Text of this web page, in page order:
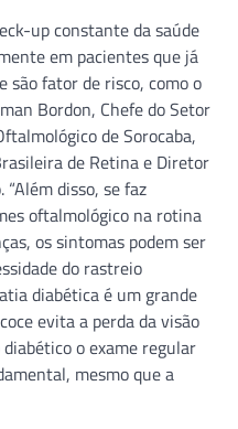
up constante da saúde
em pacientes que já
são fator de risco, como o
Bordon, Chefe do Setor
de Sorocaba,
de Retina e Diretor
disso, se faz
oftalmológico na rotina
os sintomas podem ser
do rastreio
diabética é um grande
evita a perda da visão
o exame regular
mesmo que a